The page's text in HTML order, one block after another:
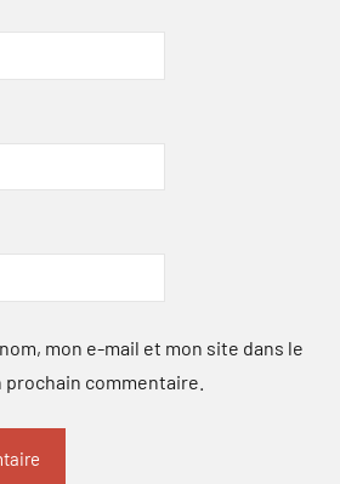
mon e-mail et mon site dans le
commentaire.